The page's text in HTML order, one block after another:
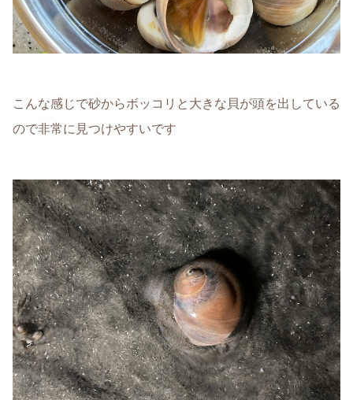
こんな感じで砂からボッコリと大きな貝が頭を出している
ので非常に見つけやすいです